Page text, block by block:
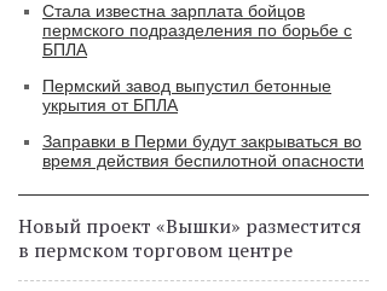
Стала известна зарплата бойцов
пермского подразделения по борьбе с
БПЛА
Пермский завод выпустил бетонные
укрытия от БПЛА
Заправки в Перми будут закрываться во
время действия беспилотной опасности
Новый проект «Вышки» разместится
в пермском торговом центре